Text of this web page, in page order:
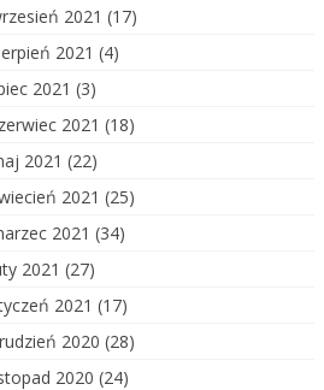
2021 (17)
2021 (4)
2021 (3)
2021 (18)
2021 (22)
2021 (25)
2021 (34)
2021 (27)
2021 (17)
2020 (28)
2020 (24)